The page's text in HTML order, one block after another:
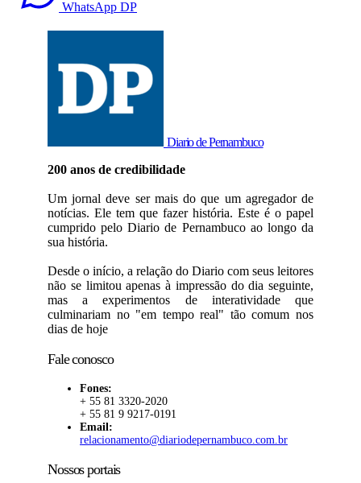
WhatsApp DP
Diario de Pernambuco
200 anos de credibilidade
Um jornal deve ser mais do que um agregador de
notícias. Ele tem que fazer história. Este é o papel
cumprido pelo Diario de Pernambuco ao longo da
sua história.
Desde o início, a relação do Diario com seus leitores
não se limitou apenas à impressão do dia seguinte,
mas a experimentos de interatividade que
culminariam no "em tempo real" tão comum nos
dias de hoje
Fale conosco
Fones:
+ 55 81 3320-2020
+ 55 81 9 9217-0191
Email:
relacionamento@diariodepernambuco.com.br
Nossos portais